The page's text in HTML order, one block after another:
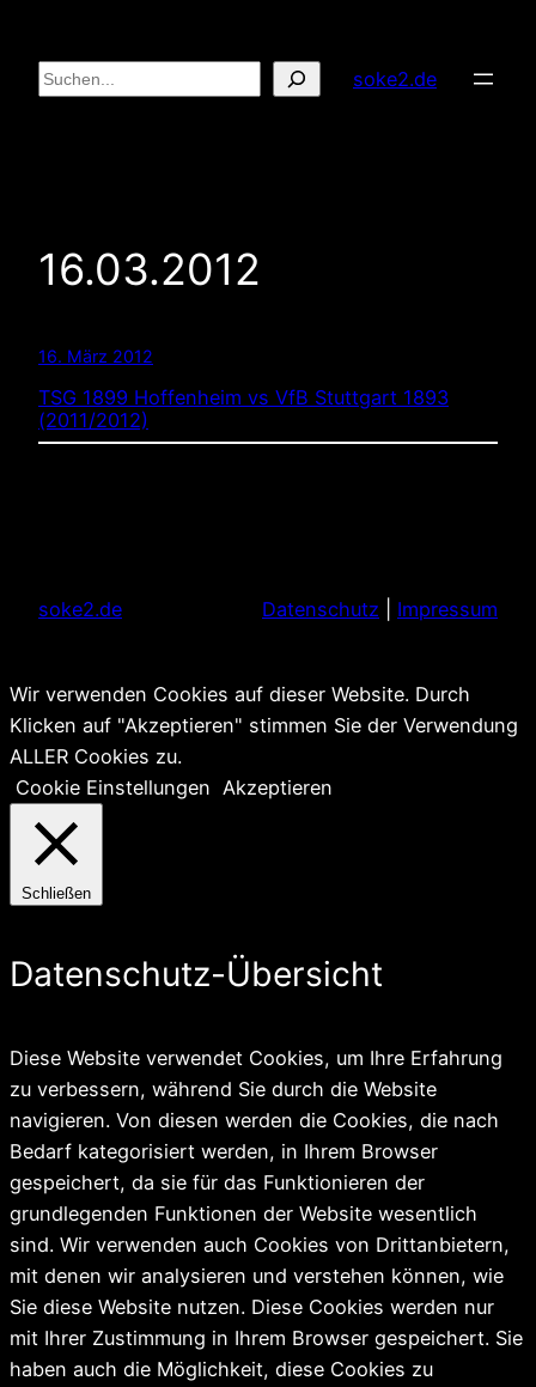
Inhalt
springen
Suchen soke2.de
16.03.2012
16. März 2012
TSG 1899 Hoffenheim vs VfB Stuttgart 1893
(2011/2012)
soke2.de Datenschutz Impressum
Wir verwenden Cookies auf dieser Website. Durch
Klicken auf "Akzeptieren" stimmen Sie der Verwendung
ALLER Cookies zu.
Cookie Einstellungen Akzeptieren
Schließen
Datenschutz-Übersicht
Diese Website verwendet Cookies, um Ihre Erfahrung
zu verbessern, während Sie durch die Website
navigieren. Von diesen werden die Cookies, die nach
Bedarf kategorisiert werden, in Ihrem Browser
gespeichert, da sie für das Funktionieren der
grundlegenden Funktionen der Website wesentlich
sind. Wir verwenden auch Cookies von Drittanbietern,
mit denen wir analysieren und verstehen können, wie
Sie diese Website nutzen. Diese Cookies werden nur
mit Ihrer Zustimmung in Ihrem Browser gespeichert. Sie
haben auch die Möglichkeit, diese Cookies zu